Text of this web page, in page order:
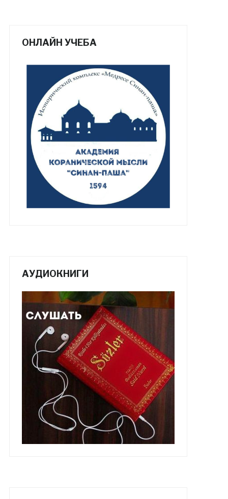
ОНЛАЙН УЧЕБА
АУДИОКНИГИ